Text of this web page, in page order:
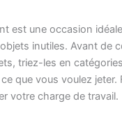
est une occasion
inutiles. Avant de
triez-les en
que vous voulez jeter.
votre charge de travail.